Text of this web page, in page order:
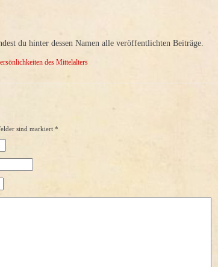
du hinter dessen Namen alle veröffentlichten Beiträge.
des Mittelalters
sind markiert *